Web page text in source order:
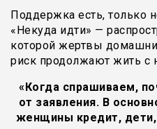
Поддержка есть, только
«Некуда идти» —
которой жертвы
риск продолжают жить с
«Когда спрашиваем,
от заявления. В
женщины кредит, дети,